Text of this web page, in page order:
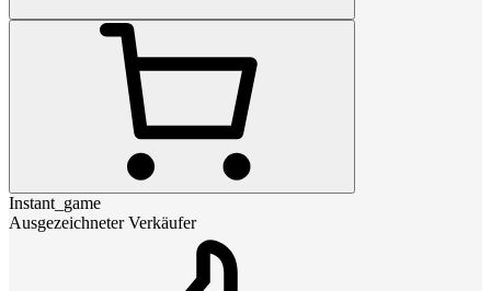
Instant_game
Ausgezeichneter Verkäufer